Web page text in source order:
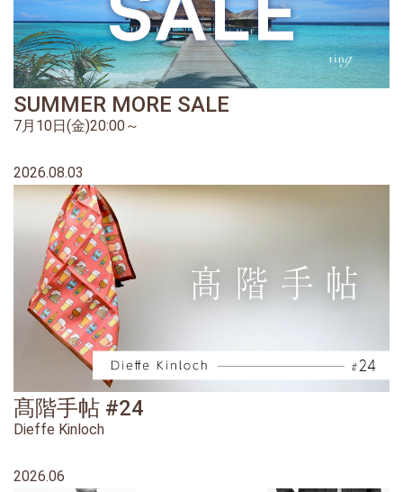
SUMMER MORE SALE
7月10日(金)20:00～
2026.08.03
髙階手帖 #24
Dieffe Kinloch
2026.06